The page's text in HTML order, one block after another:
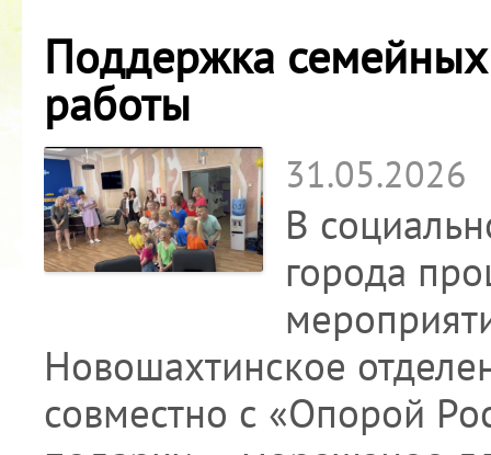
Поддержка
работы
31.05.2026
В
города
Новошахтинское
совместно с «Опорой